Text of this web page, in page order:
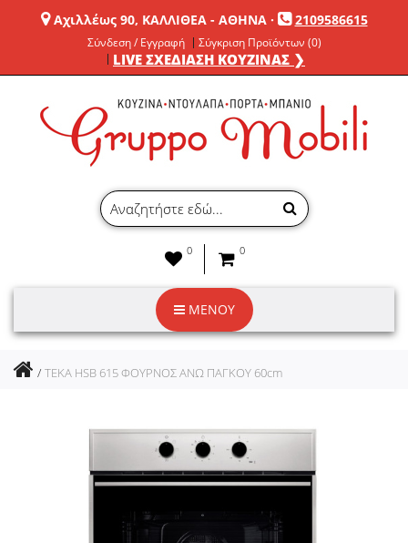
Αχιλλέως 90, ΚΑΛΛΙΘΕΑ - ΑΘΗΝΑ· 2109586615
Σύνδεση / Εγγραφή Σύγκριση Προϊόντων (0)
LIVE ΣΧΕΔΙΑΣΗ ΚΟΥΖΙΝΑΣ ❯
0 0
ΜΕΝΟΥ
TEKA HSB 615 ΦΟΥΡΝΟΣ ΑΝΩ ΠΑΓΚΟΥ 60cm